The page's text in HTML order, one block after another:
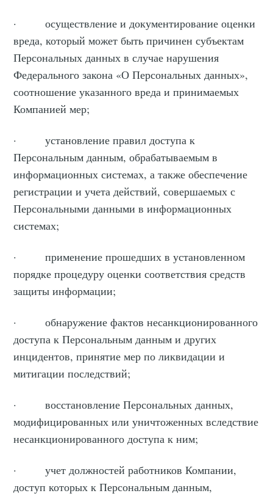
· осуществление и документирование оценки
вреда, который может быть причинен субъектам
Персональных данных в случае нарушения
Федерального закона «О Персональных данных»,
соотношение указанного вреда и принимаемых
Компанией мер;
· установление правил доступа к
Персональным данным, обрабатываемым в
информационных системах, а также обеспечение
регистрации и учета действий, совершаемых с
Персональными данными в информационных
системах;
· применение прошедших в установленном
порядке процедуру оценки соответствия средств
защиты информации;
· обнаружение фактов несанкционированного
доступа к Персональным данным и других
инцидентов, принятие мер по ликвидации и
митигации последствий;
· восстановление Персональных данных,
модифицированных или уничтоженных вследствие
несанкционированного доступа к ним;
· учет должностей работников Компании,
доступ которых к Персональным данным,